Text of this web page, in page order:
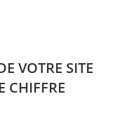
VOTRE SITE
CHIFFRE